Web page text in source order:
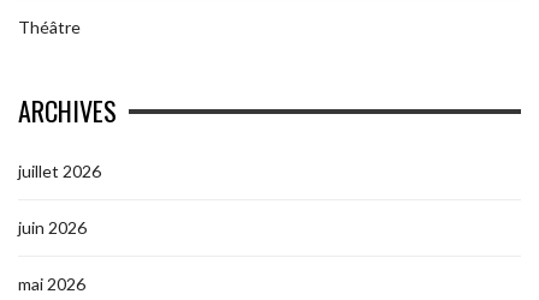
Théâtre
ARCHIVES
juillet 2026
juin 2026
mai 2026